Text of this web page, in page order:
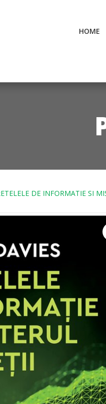
HOME
DE INFORMATIE SI